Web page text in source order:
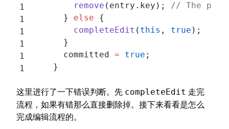
        remove
(entry.key); // The
      }
else {
        completeEdit
( this , true );
      }
      committed
= true ;
    }
这里进行了一下错误判断。先 completeEdit 走完
流程，如果有错那么直接删除掉。接下来看看是怎么
完成编辑流程的。